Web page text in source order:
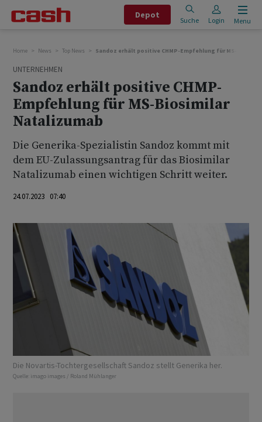
Depot
Suche Login Menu
Home News Top News Sandoz erhält positive CHMP-Empfehlung für MS-
UNTERNEHMEN
Sandoz erhält positive CHMP-
Empfehlung für MS-Biosimilar
Natalizumab
Die Generika-Spezialistin Sandoz kommt mit
dem EU-Zulassungsantrag für das Biosimilar
Natalizumab einen wichtigen Schritt weiter.
24.07.2023 07:40
Die Novartis-Tochtergesellschaft Sandoz stellt Generika her.
Quelle: imago images / Roland Mühlanger